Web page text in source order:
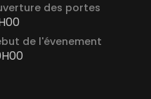
des portes
de l'évenement